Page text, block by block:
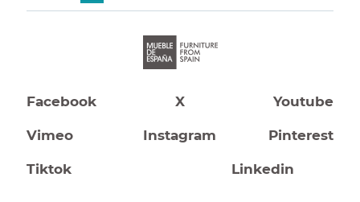
Facebook X Youtube
Vimeo Instagram Pinterest
Tiktok Linkedin